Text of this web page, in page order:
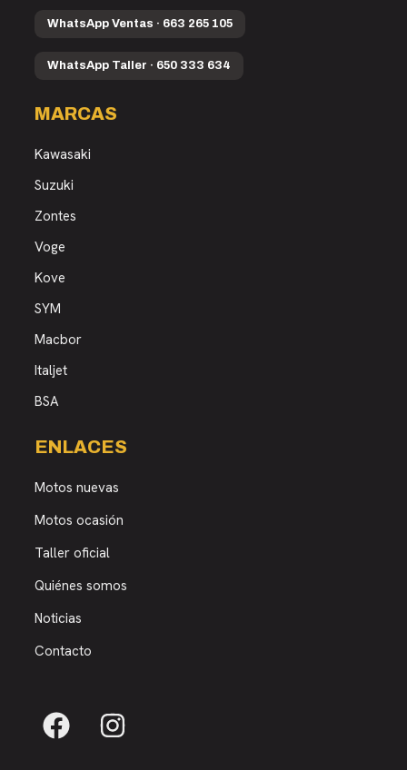
WhatsApp Ventas · 663 265 105
WhatsApp Taller · 650 333 634
MARCAS
Kawasaki
Suzuki
Zontes
Voge
Kove
SYM
Macbor
Italjet
BSA
ENLACES
Motos nuevas
Motos ocasión
Taller oficial
Quiénes somos
Noticias
Contacto